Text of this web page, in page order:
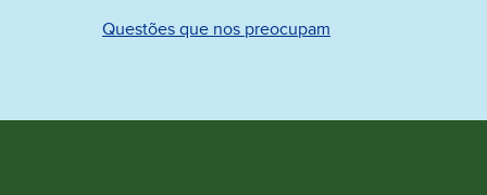
Questões que nos preocupam